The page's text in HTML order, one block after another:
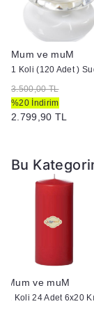
Mum ve muM
3.500,00 TL
%20 İndirim
2.799,90 TL
Bu
Mum ve muM